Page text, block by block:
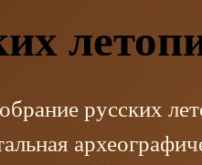
русских